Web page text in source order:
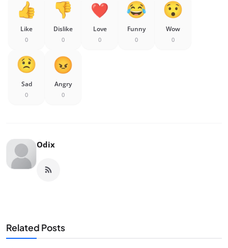
Like
0
Dislike
0
Love
0
Funny
0
Wow
0
Sad
0
Angry
0
Odix
Related Posts